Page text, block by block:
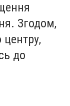
Згодом,
до